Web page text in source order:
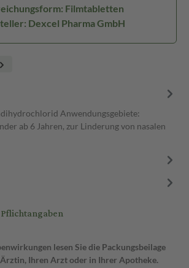
Filmtabletten
Dexcel Pharma GmbH
Anwendungsgebiete:
ab 6 Jahren, zur Linderung von nasalen
lesen Sie die Packungsbeilage
Ihren Arzt oder in Ihrer Apotheke.